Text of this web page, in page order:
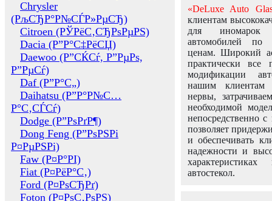
Chrysler
(РљСЂР°Р№СЃР»РµСЂ)
Citroen (РЎРёС‚СЂРѕРµРЅ)
Dacia (Р”Р°С‡РёСЏ)
Daewoo (Р”СЌСѓ, Р”РµРѕ,
Р”РµСѓ)
Daf (Р”Р°С„)
Daihatsu (Р”Р°Р№С…
Р°С‚СЃСѓ)
Dodge (Р”РѕРґР¶)
Dong Feng (Р”РѕРЅРі
Р¤РµРЅРі)
Faw (Р¤Р°РІ)
Fiat (Р¤РёР°С‚)
Ford (Р¤РѕСЂРґ)
Foton (Р¤РѕС‚РѕРЅ)
«DeLuxe Auto
клиентам
для иномарок
автомобилей
ценам. Широкий
практически все
модификации
нашим клиентам
нервы,
необходимой
непосредственно
позволяет
и обеспечивать
надежности и
автостекол.